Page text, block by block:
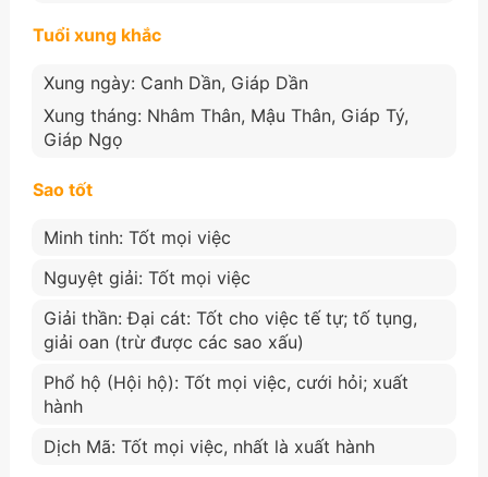
Tuổi xung khắc
Xung ngày: Canh Dần, Giáp Dần
Xung tháng: Nhâm Thân, Mậu Thân, Giáp Tý,
Giáp Ngọ
Sao tốt
Minh tinh: Tốt mọi việc
Nguyệt giải: Tốt mọi việc
Giải thần: Đại cát: Tốt cho việc tế tự; tố tụng,
giải oan (trừ được các sao xấu)
Phổ hộ (Hội hộ): Tốt mọi việc, cưới hỏi; xuất
hành
Dịch Mã: Tốt mọi việc, nhất là xuất hành